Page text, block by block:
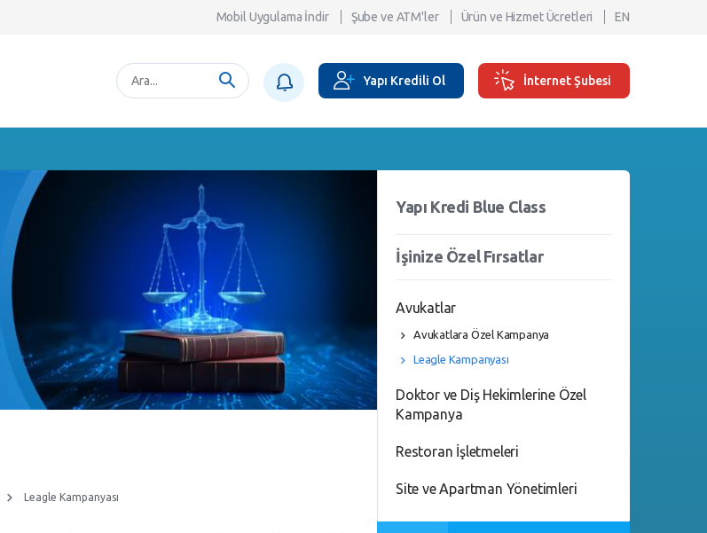
Mobil Uygulama İndir Şube ve ATM'ler Ürün ve Hizmet Ücretleri EN
Yapı Kredili Ol İnternet Şubesi
Leagle Kampanyası
Yapı Kredi Blue Class
İşinize Özel Fırsatlar
Avukatlar
Avukatlara Özel Kampanya
Leagle Kampanyası
Doktor ve Diş Hekimlerine Özel
Kampanya
Restoran İşletmeleri
Site ve Apartman Yönetimleri